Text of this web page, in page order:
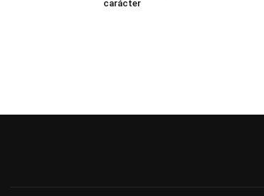
carácter